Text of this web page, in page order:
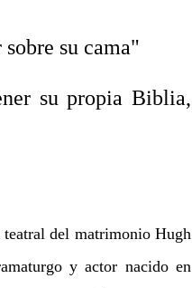
su cama"
su propia Biblia,
teatral del matrimonio Hugh
y actor nacido en